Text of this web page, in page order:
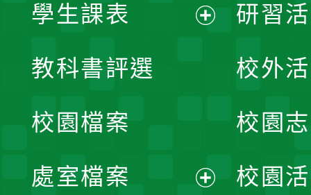
學生課表
單
教科書評選
校園檔案
處室檔案
研習
校外
校園
校園